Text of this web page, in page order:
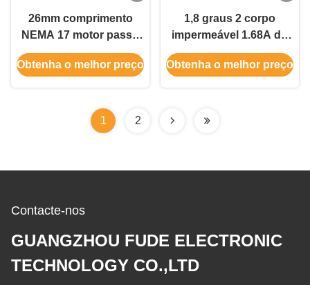
26mm comprimento
NEMA 17 motor passo
com codificador 1.5A
26mm corpo para robô
Obtenha o melhor preço
1,8 graus 2 corpo
impermeável 1.68A do
motor deslizante 40mm
do NEMA 17 da fase
Obtenha o melhor preço
1 2
Contacte-nos
GUANGZHOU FUDE ELECTRONIC
TECHNOLOGY CO.,LTD